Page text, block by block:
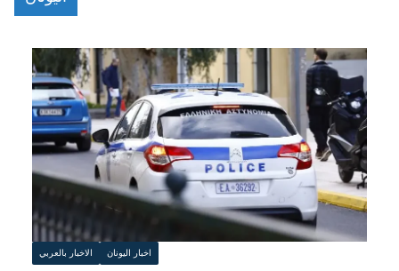
الاخبار بالعربي اخبار اليونان